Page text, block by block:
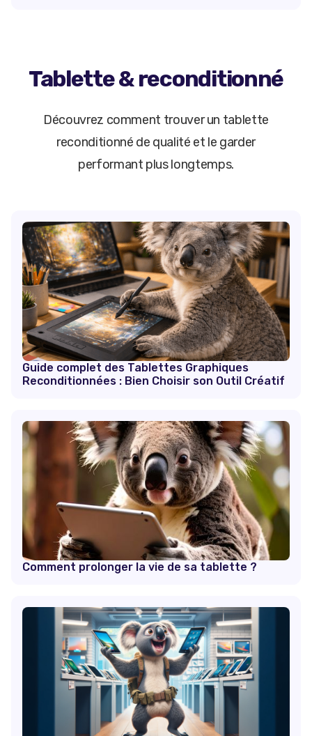
Tablette & reconditionné
Découvrez comment trouver un tablette
reconditionné de qualité et le garder
performant plus longtemps.
Guide complet des Tablettes Graphiques
Reconditionnées : Bien Choisir son Outil Créatif
Comment prolonger la vie de sa tablette ?